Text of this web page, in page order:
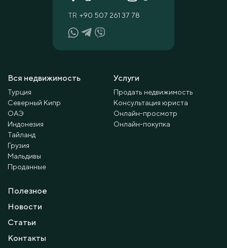
Вся недвижимость
Турция
Северный Кипр
ОАЭ
Индонезия
Тайланд
Грузия
Мальдивы
Проданные
Услуги
Продать недвижимость
Консультация юриста
Онлайн-просмотр
Онлайн-покупка
Полезное
Новости
Статьи
Контакты
TR +90 507 261 37 78